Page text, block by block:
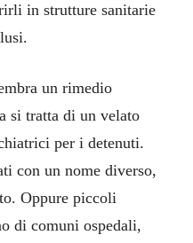
in strutture sanitarie
un rimedio
si tratta di un velato
per i detenuti.
con un nome diverso,
Oppure piccoli
di comuni ospedali,